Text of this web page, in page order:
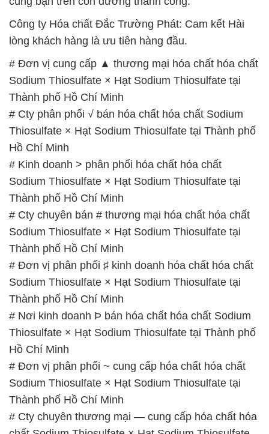
Sodium Thiosulfate × Hạt Sodium Thiosulfate tại
Thành phố Hồ Chí Minh
# Cty phân phối √ bán hóa chất hóa chất Sodium
Thiosulfate × Hạt Sodium Thiosulfate tại Thành phố
Hồ Chí Minh
# Kinh doanh > phân phối hóa chất hóa chất
Sodium Thiosulfate × Hạt Sodium Thiosulfate tại
Thành phố Hồ Chí Minh
# Cty chuyên bán # thương mại hóa chất hóa chất
Sodium Thiosulfate × Hạt Sodium Thiosulfate tại
Thành phố Hồ Chí Minh
# Đơn vị phân phối ♯ kinh doanh hóa chất hóa chất
Sodium Thiosulfate × Hạt Sodium Thiosulfate tại
Thành phố Hồ Chí Minh
# Nơi kinh doanh Þ bán hóa chất hóa chất Sodium
Thiosulfate × Hạt Sodium Thiosulfate tại Thành phố
Hồ Chí Minh
# Đơn vị phân phối ~ cung cấp hóa chất hóa chất
Sodium Thiosulfate × Hạt Sodium Thiosulfate tại
Thành phố Hồ Chí Minh
# Cty chuyên thương mại — cung cấp hóa chất hóa
chất Sodium Thiosulfate × Hạt Sodium Thiosulfate
tại Thành phố Hồ Chí Minh
# Công ty thương mại • bán hóa chất hóa chất
Sodium Thiosulfate × Hạt Sodium Thiosulfate tại
Thành phố Hồ Chí Minh